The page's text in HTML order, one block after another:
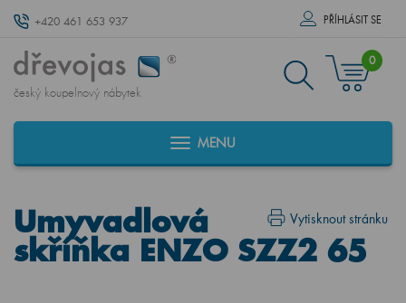
+420 461 653 937 PŘÍHLÁSIT SE
český koupelnový nábytek
0
MENU
Vytisknout stránku
Umyvadlová
skříňka ENZO SZZ2 65